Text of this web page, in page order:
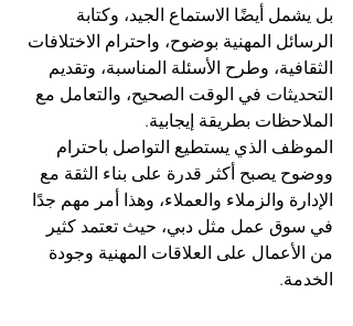
بل يشمل أيضًا الاستماع الجيد، وكتابة
الرسائل المهنية بوضوح، واحترام الاختلافات
الثقافية، وطرح الأسئلة المناسبة، وتقديم
التحديثات في الوقت الصحيح، والتعامل مع
الملاحظات بطريقة إيجابية.
الموظف الذي يستطيع التواصل باحترام
ووضوح يصبح أكثر قدرة على بناء الثقة مع
الإدارة والزملاء والعملاء، وهذا أمر مهم جدًا
في سوق عمل مثل دبي، حيث تعتمد كثير
من الأعمال على العلاقات المهنية وجودة
الخدمة.